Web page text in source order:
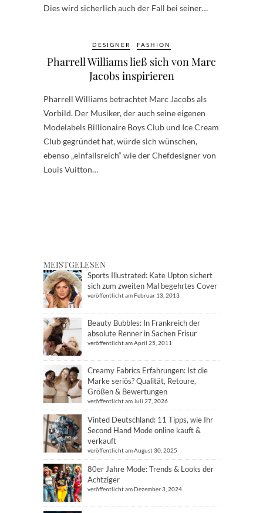
Dies wird sicherlich auch der Fall bei seiner…
DESIGNER FASHION
Pharrell Williams ließ sich von Marc
Jacobs inspirieren
Pharrell Williams betrachtet Marc Jacobs als
Vorbild. Der Musiker, der auch seine eigenen
Modelabels Billionaire Boys Club und Ice Cream
Club gegründet hat, würde sich wünschen,
ebenso „einfallsreich“ wie der Chefdesigner von
Louis Vuitton…
MEISTGELESEN
Sports Illustrated: Kate Upton sichert
sich zum zweiten Mal begehrtes Cover
veröffentlicht am Februar 13, 2013
Beauty Bubbles: In Frankreich der
absolute Renner in Sachen Frisur
veröffentlicht am April 25, 2011
Creamy Fabrics Erfahrungen: Ist die
Marke seriös? Qualität, Retoure,
Größen & Bewertungen
veröffentlicht am Juli 27, 2026
Vinted Deutschland: 11 Tipps, wie Ihr
Second Hand Mode online kauft &
verkauft
veröffentlicht am August 30, 2025
80er Jahre Mode: Trends & Looks der
Achtziger
veröffentlicht am Dezember 3, 2024